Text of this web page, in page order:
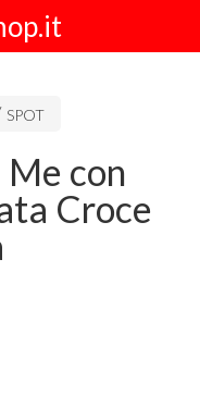
SPOT
con
Croce